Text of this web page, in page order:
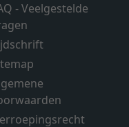
- Veelgestelde